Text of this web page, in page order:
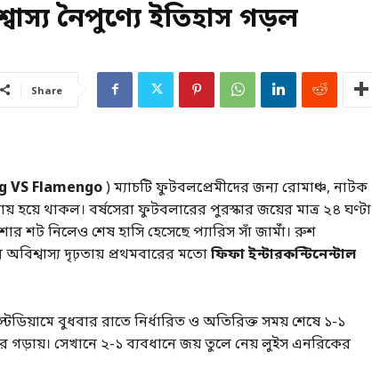
নৈপুণ্যে ইতিহাস গড়ল
Share
VS Flamengo) ম্যাচটি ফুটবলপ্রেমীদের জন্য রোমাঞ্চ, নাটক
থাকল। বর্ষসেরা ফুটবলারের পুরস্কার জয়ের মাত্র ২৪ ঘণ্টা
শট নিলেও শেষ হাসি হেসেছে প্যারিস সাঁ জার্মাঁ। রুশ
দৃঢ়তায় প্রথমবারের মতোফিফা ইন্টারকন্টিনেন্টাল
বুধবার রাতে নির্ধারিত ও অতিরিক্ত সময় শেষে ১-১
গড়ায়। সেখানে ২-১ ব্যবধানে জয় তুলে নেয় লুইস এনরিকের